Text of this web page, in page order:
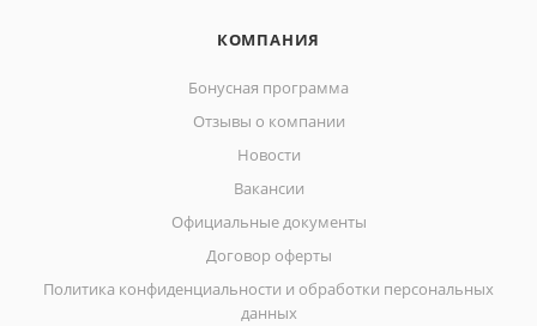
КОМПАНИЯ
Бонусная программа
Отзывы о компании
Новости
Вакансии
Официальные документы
Договор оферты
Политика конфиденциальности и обработки персональных
данных